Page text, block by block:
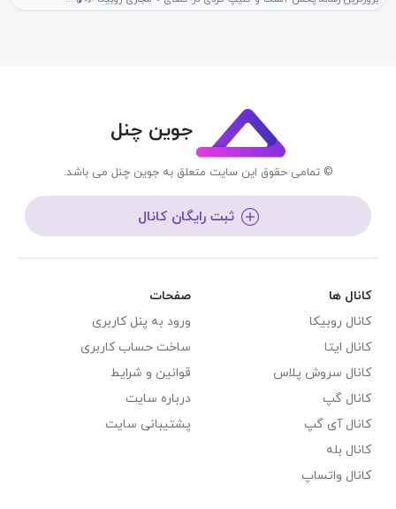
جوین چنل
© تمامی حقوق این سایت متعلق به جوین چنل می باشد.
ثبت رایگان کانال
کانال ها
کانال روبیکا
کانال ایتا
کانال سروش پلاس
کانال گپ
کانال آی گپ
کانال بله
کانال واتساپ
صفحات
ورود به پنل کاربری
ساخت حساب کاربری
قوانین و شرایط
درباره سایت
پشتیبانی سایت